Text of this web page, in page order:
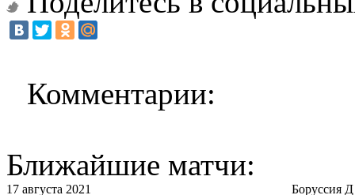
Комментарии:
Ближайшие матчи:
17 августа 2021
Боруссия Д